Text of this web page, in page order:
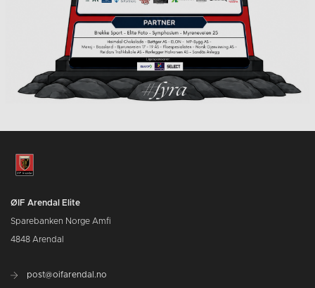
ØIF Arendal Elite
Sparebanken Norge Amfi
4848 Arendal
post@oifarendal.no